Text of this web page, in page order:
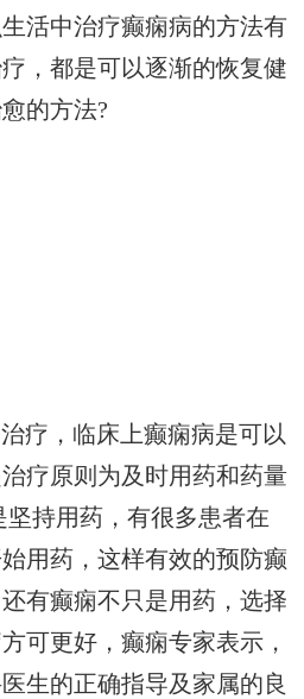
活中治疗癫痫病的方法有
，都是可以逐渐的恢复健
的方法?
疗，临床上癫痫病是可以
疗原则为及时用药和药量
持用药，有很多患者在
用药，这样有效的预防癫
有癫痫不只是用药，选择
可更好，癫痫专家表示，
生的正确指导及家属的良